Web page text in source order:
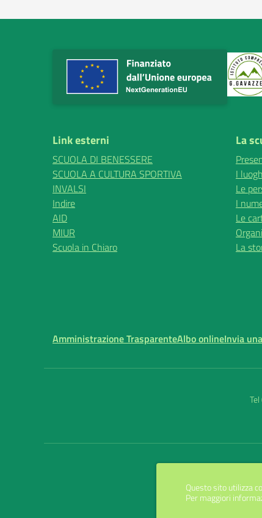
Link esterni
SCUOLA DI BENESSERE
SCUOLA A CULTURA SPORTIVA
INVALSI
Indire
AID
MIUR
Scuola in Chiaro
La
I
Le
I
Le
La
Amministrazione TrasparenteAlbo onlineInvia
Questo sito utilizza
Per maggiori